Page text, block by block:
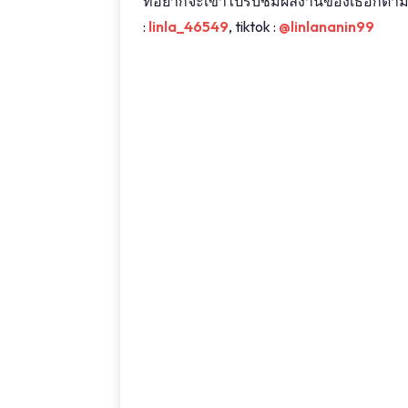
: linla_46549, tiktok : @linlananin99